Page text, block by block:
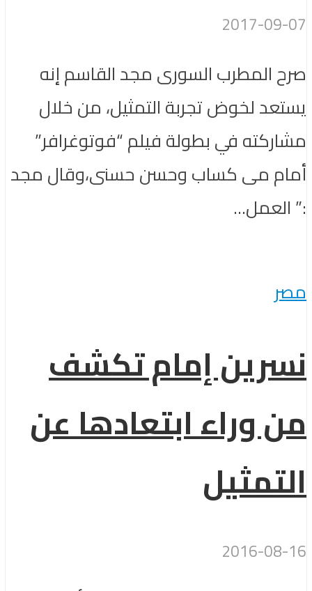
2017-09-07
صرح المطرب السورى مجد القاسم إنه
يستعد لخوض تجربة التمثيل، من خلال
مشاركته في بطولة فيلم “فوتوغرافر”
أمام مى كساب وحسن حسنى،وقال مجد
:” العمل...
مصر
نسرين إمام تكشف
من وراء ابتعادها عن
التمثيل
2016-08-16